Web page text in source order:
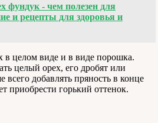
фундук - чем полезен для
и рецепты для здоровья и
целом виде и в виде порошка.
целый орех, его дробят или
добавлять пряность в конце
приобрести горький оттенок.